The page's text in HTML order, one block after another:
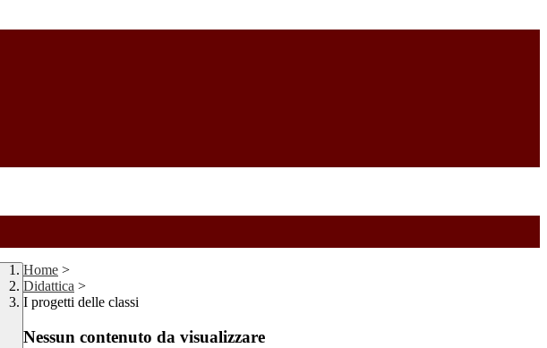
Home >
Didattica >
I progetti delle classi
Nessun contenuto da visualizzare